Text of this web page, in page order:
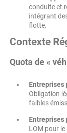
conduite et
intégrant
flotte.
Contexte
Quota de «
Obligation
faibles
Entreprises
LOM pour